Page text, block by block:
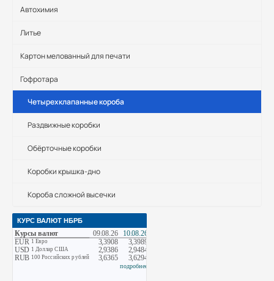
Автохимия
Литье
Картон мелованный для печати
Гофротара
Четырехклапанные короба
Раздвижные коробки
Обёрточные коробки
Коробки крышка-дно
Короба сложной высечки
КУРС ВАЛЮТ НБРБ